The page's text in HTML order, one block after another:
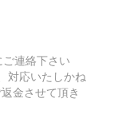
連絡下さい
対応いたしかね
金させて頂き